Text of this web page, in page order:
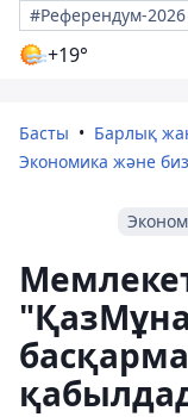
#Референдум-2026
+19°
Басты
Барлық
Экономика және